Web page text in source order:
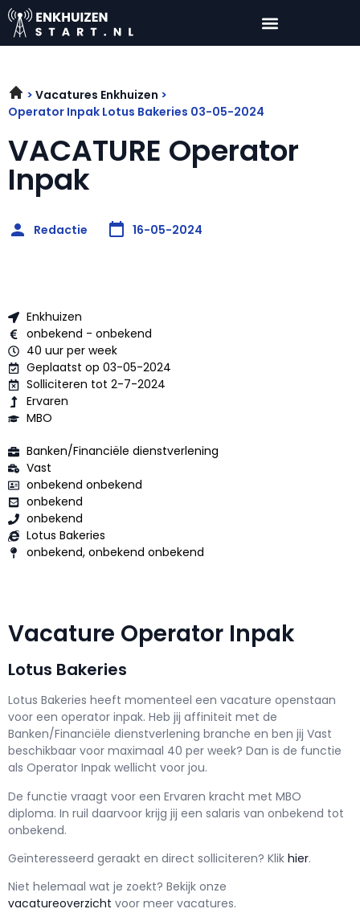
Vacatures Enkhuizen
Operator Inpak Lotus Bakeries 03-05-2024
VACATURE Operator
Inpak
Redactie 16-05-2024
Enkhuizen
onbekend - onbekend
40 uur per week
Geplaatst op 03-05-2024
Solliciteren tot 2-7-2024
Ervaren
MBO
Banken/Financiële dienstverlening
Vast
onbekend onbekend
onbekend
onbekend
Lotus Bakeries
onbekend, onbekend onbekend
Vacature Operator Inpak
Lotus Bakeries
Lotus Bakeries heeft momenteel een vacature openstaan
voor een operator inpak. Heb jij affiniteit met de
Banken/Financiële dienstverlening branche en ben jij Vast
beschikbaar voor maximaal 40 per week? Dan is de functie
als Operator Inpak wellicht voor jou.
De functie vraagt voor een Ervaren kracht met MBO
diploma. In ruil daarvoor krijg jij een salaris van onbekend tot
onbekend.
Geïnteresseerd geraakt en direct solliciteren? Klik hier.
Niet helemaal wat je zoekt? Bekijk onze
vacatureoverzicht voor meer vacatures.